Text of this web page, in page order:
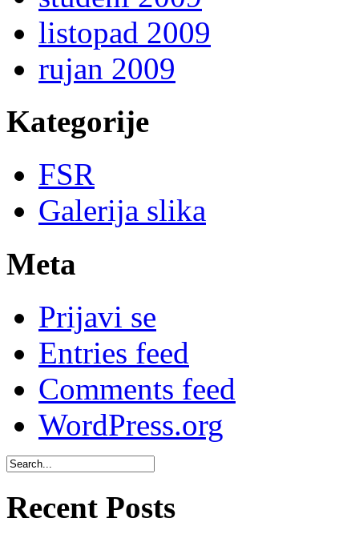
listopad 2009
rujan 2009
Kategorije
FSR
Galerija slika
Meta
Prijavi se
Entries feed
Comments feed
WordPress.org
Recent Posts